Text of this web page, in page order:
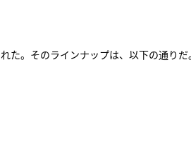
た。そのラインナップは、以下の通りだ。